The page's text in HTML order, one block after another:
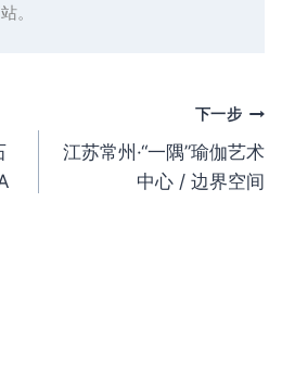
。
下一步
江苏常州·“一隅”瑜伽艺术
中心 / 边界空间